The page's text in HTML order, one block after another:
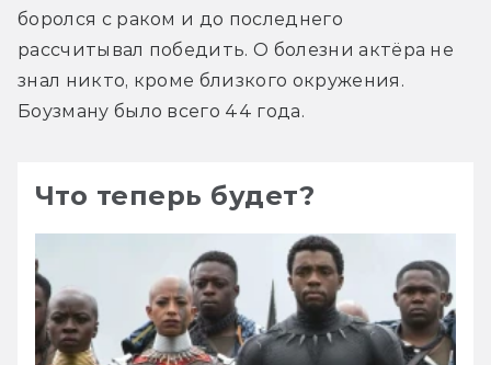
боролся с раком и до последнего
рассчитывал победить. О болезни актёра не
знал никто, кроме близкого окружения.
Боузману было всего 44 года.
Что теперь будет?